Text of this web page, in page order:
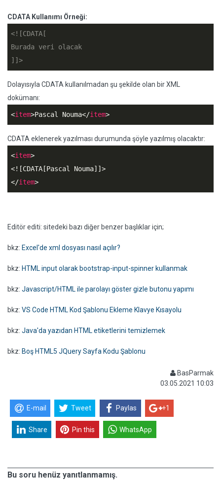
CDATA Kullanımı Örneği:
<![CDATA[
Burada veri olacak
]]>
Dolayısıyla CDATA kullanılmadan şu şekilde olan bir XML
dokümanı:
<item>Pascal Nouma</item>
CDATA eklenerek yazılması durumunda şöyle yazılmış olacaktır:
<item>
<![CDATA[Pascal Nouma]]>
</item>
Editör editi: sitedeki bazı diğer benzer başlıklar için;
bkz: Excel'de xml dosyası nasıl açılır?
bkz: HTML input olarak bootstrap-input-spinner kullanmak
bkz: Javascript/HTML ile parolayı göster gizle butonu yapımı
bkz: VS Code HTML Kod Şablonu Ekleme Klavye Kısayolu
bkz: Java'da yazıdan HTML etiketlerini temizlemek
bkz: Boş HTML5 JQuery Sayfa Kodu Şablonu
BasParmak
03.05.2021 10:03
E-mail Tweet Paylas +1
Share Pin this WhatsApp
Bu soru henüz yanıtlanmamış.